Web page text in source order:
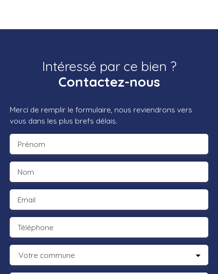
Intéressé par ce bien ?
Contactez-nous
Merci de remplir le formulaire, nous reviendrons vers
vous dans les plus brefs délais.
Prénom
Nom
Email
Téléphone
Votre commune